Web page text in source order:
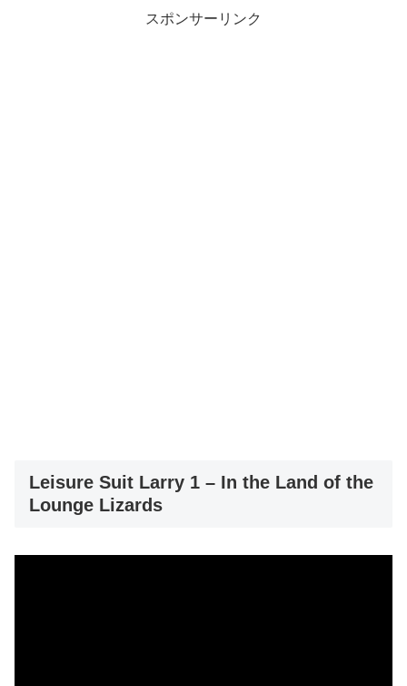
スポンサーリンク
Leisure Suit Larry 1 – In the Land of the
Lounge Lizards